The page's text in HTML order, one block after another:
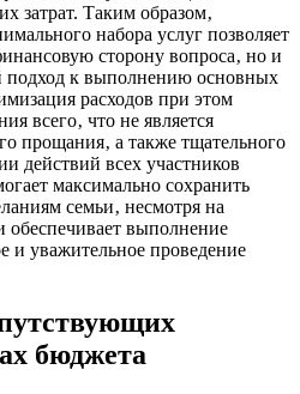
затрат. Таким образом‚
набора услуг позволяет
сторону вопроса‚ но и
подход к выполнению основных
расходов при этом
всего‚ что не является
прощания‚ а также тщательного
действий всех участников
максимально сохранить
семьи‚ несмотря на
обеспечивает выполнение
и уважительное проведение
бюджета